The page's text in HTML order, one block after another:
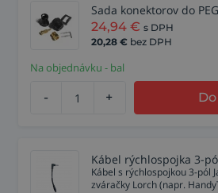
Sada konektorov do
24,94 € s DPH
20,28 € bez DPH
Na objednávku - bal
- +
Kábel rýchlospojka 3-
Kábel s rýchlospojkou 3-pól
zváračky Lorch (napr.